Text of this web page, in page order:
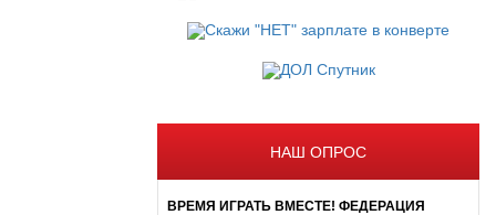
НАШ ОПРОС
ВРЕМЯ ИГРАТЬ ВМЕСТЕ! ФЕДЕРАЦИЯ